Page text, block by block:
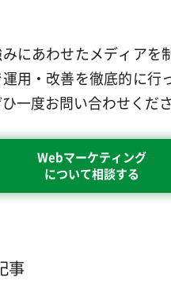
にあわせたメディアを
用・改善を徹底的に行
一度お問い合わせくださ
Webマーケティング
について相談する
事